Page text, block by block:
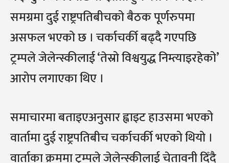
समग्रमा दुई राष्ट्रपतिबीचको बैठक पूर्णरुपमा
असफल भएको छ । चर्काचर्की बढ्दै गएपछि
ट्रम्पले जेलेन्स्कीलाई ‘तेस्रो विश्वयुद्ध निम्त्याइरहेको’
आरोप लगाएका थिए ।
समाचारमा बताइएअनुसार ह्वाइट हाउसमा भएको
वार्तामा दुई राष्ट्रपतिबीच चर्काचर्की भएको थियो ।
वार्ताका क्रममा ट्रम्पले जेलेन्स्कीलाई चेतावनी दिँदै